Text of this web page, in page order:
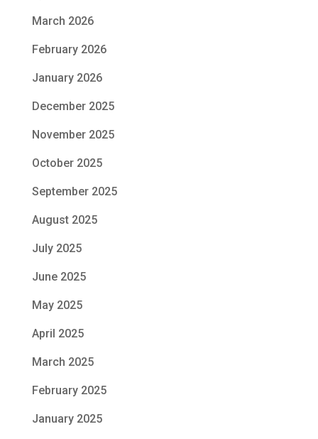
March 2026
February 2026
January 2026
December 2025
November 2025
October 2025
September 2025
August 2025
July 2025
June 2025
May 2025
April 2025
March 2025
February 2025
January 2025